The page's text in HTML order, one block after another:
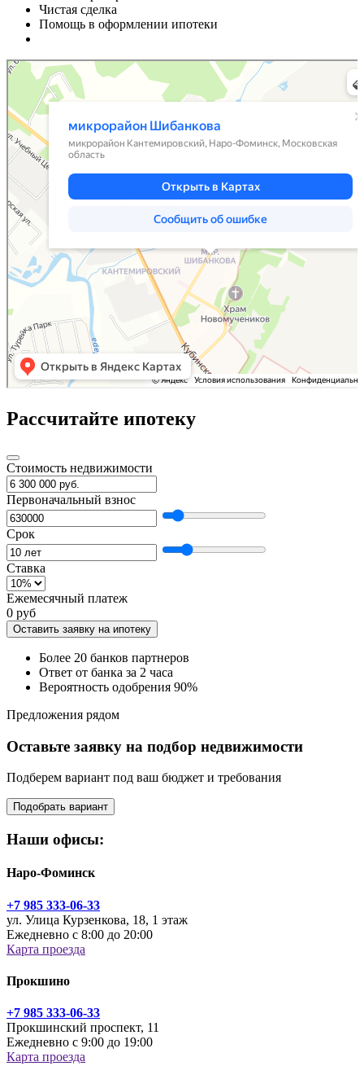
Чистая сделка
Помощь в оформлении ипотеки
Рассчитайте ипотеку
Стоимость недвижимости
Первоначальный взнос
Срок
Ставка
Ежемесячный платеж
0 руб
Оставить заявку на ипотеку
Более 20 банков партнеров
Ответ от банка за 2 часа
Вероятность одобрения 90%
Предложения рядом
Оставьте заявку на подбор недвижимости
Подберем вариант под ваш бюджет и требования
Подобрать вариант
Наши офисы:
Наро-Фоминск
+7 985 333-06-33
ул. Улица Курзенкова, 18, 1 этаж
Ежедневно с 8:00 до 20:00
Карта проезда
Прокшино
+7 985 333-06-33
Прокшинский проспект, 11
Ежедневно с 9:00 до 19:00
Карта проезда